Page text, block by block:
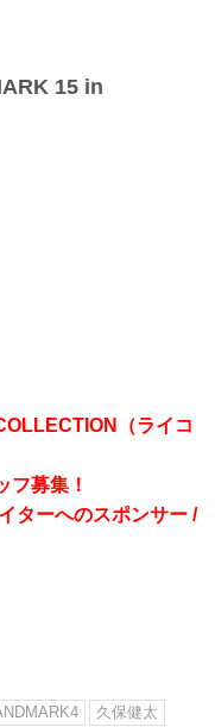
15 in
（ライコ
募集！
ターへのスポンサー /
久保健太